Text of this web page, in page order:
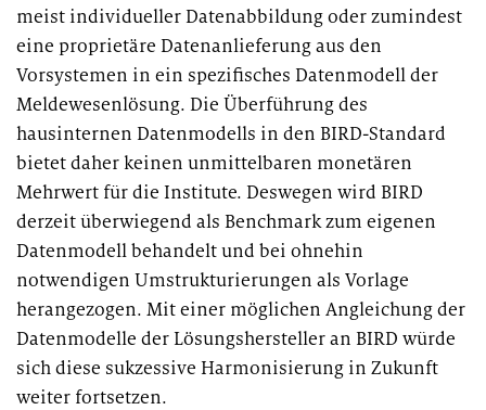
g
u
g
n
d
i
e
D
a
t
e
n
v
meist individueller Datenabbildung oder zumindest
eine proprietäre Datenanlieferung aus den
Vorsystemen in ein spezifisches Datenmodell der
Meldewesenlösung. Die Überführung des
hausinternen Datenmodells in den BIRD-Standard
bietet daher keinen unmittelbaren monetären
Mehrwert für die Institute. Deswegen wird BIRD
derzeit überwiegend als Benchmark zum eigenen
Datenmodell behandelt und bei ohnehin
notwendigen Umstrukturierungen als Vorlage
herangezogen. Mit einer möglichen Angleichung der
Datenmodelle der Lösungshersteller an BIRD würde
sich diese sukzessive Harmonisierung in Zukunft
weiter fortsetzen.